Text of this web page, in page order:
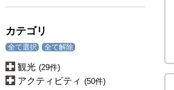
カテゴリ
全て選択 全て解除
観光 (29件)
アクティビティ (50件)